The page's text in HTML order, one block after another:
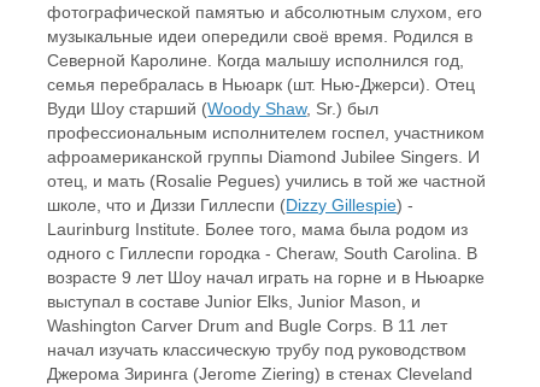
фотографической памятью и абсолютным слухом, его
музыкальные идеи опередили своё время. Родился в
Северной Каролине. Когда малышу исполнился год,
семья перебралась в Ньюарк (шт. Нью-Джерси). Отец
Вуди Шоу старший (Woody Shaw, Sr.) был
профессиональным исполнителем госпел, участником
афроамериканской группы Diamond Jubilee Singers. И
отец, и мать (Rosalie Pegues) учились в той же частной
школе, что и Диззи Гиллеспи (Dizzy Gillespie) -
Laurinburg Institute. Более того, мама была родом из
одного с Гиллеспи городка - Cheraw, South Carolina. В
возрасте 9 лет Шоу начал играть на горне и в Ньюарке
выступал в составе Junior Elks, Junior Mason, и
Washington Carver Drum and Bugle Corps. В 11 лет
начал изучать классическую трубу под руководством
Джерома Зиринга (Jerome Ziering) в стенах Cleveland